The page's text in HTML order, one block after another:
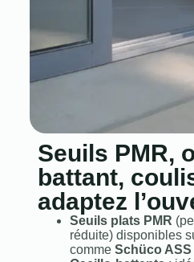
Seuils PMR,
battant,
adaptez
Seuils plats PMR
réduite) disponibles
comme Schüco ASS